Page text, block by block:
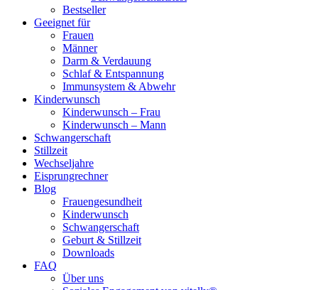
Bestseller
Geeignet für
Frauen
Männer
Darm & Verdauung
Schlaf & Entspannung
Immunsystem & Abwehr
Kinderwunsch
Kinderwunsch – Frau
Kinderwunsch – Mann
Schwangerschaft
Stillzeit
Wechseljahre
Eisprungrechner
Blog
Frauengesundheit
Kinderwunsch
Schwangerschaft
Geburt & Stillzeit
Downloads
FAQ
Über uns